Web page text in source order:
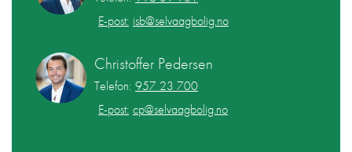
E-post: isb@selvaagbolig.no
Christoffer Pedersen
Telefon: 957 23 700
E-post: cp@selvaagbolig.no